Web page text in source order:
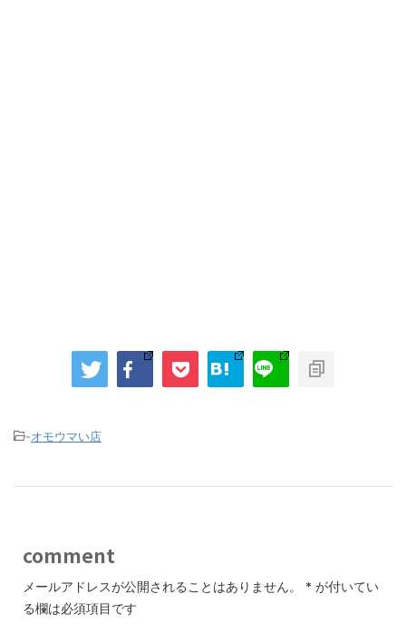
-オモウマい店
comment
メールアドレスが公開されることはありません。 * が付いてい
る欄は必須項目です